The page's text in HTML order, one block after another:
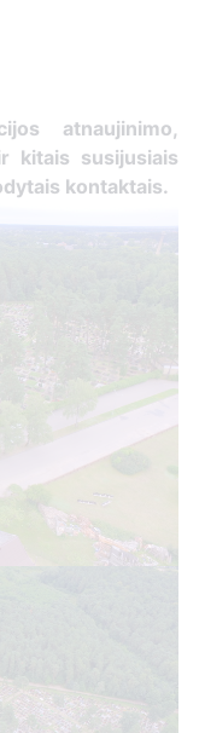
atnaujinimo,
kitais susijusiais
kontaktais.